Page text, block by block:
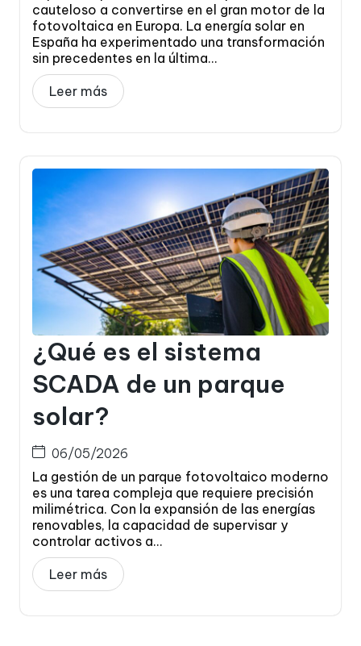
cauteloso a convertirse en el gran motor de la
fotovoltaica en Europa. La energía solar en
España ha experimentado una transformación
sin precedentes en la última...
Leer más
¿Qué es el sistema
SCADA de un parque
solar?
06/05/2026
La gestión de un parque fotovoltaico moderno
es una tarea compleja que requiere precisión
milimétrica. Con la expansión de las energías
renovables, la capacidad de supervisar y
controlar activos a...
Leer más